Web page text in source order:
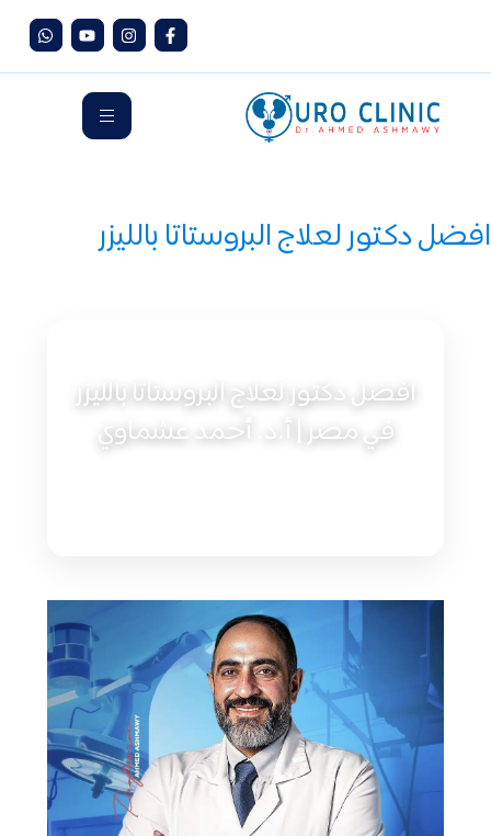
افضل دكتور لعلاج البروستاتا بالليزر
افضل دكتور لعلاج البروستاتا بالليزر
في مصر | أ.د. أحمد عشماوي